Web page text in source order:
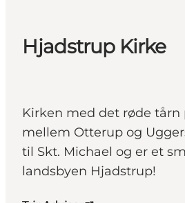
Hjadstrup Kirke
Kirken med det røde
mellem Otterup og
til Skt. Michael og er et
landsbyen Hjadstrup!